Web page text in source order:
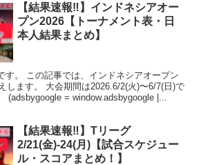
【結果速報‼︎】インドネシアオー
プン2026【トーナメント表・日
本人結果まとめ】
す。 この記事では、インドネシアオープン
します。 大会期間は2026.6/2(火)〜6/7(日)で
(adsbygoogle = window.adsbygoogle |...
【結果速報‼︎】Tリーグ
2/21(金)-24(月)【試合スケジュー
ル・スコアまとめ！】